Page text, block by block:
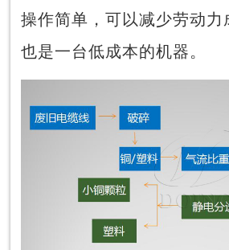
操作简单，可以减少劳动力
也是一台低成本的机器。